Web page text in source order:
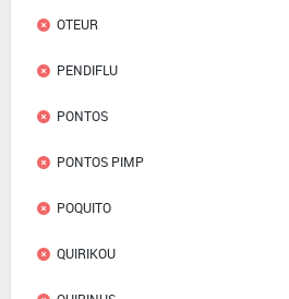
OTEUR
PENDIFLU
PONTOS
PONTOS PIMP
POQUITO
QUIRIKOU